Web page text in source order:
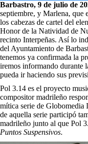
Barbastro, 9 de julio de
septiembre, y Marlena, que
los cabezas de cartel del
Honor de la Natividad de
recinto Interpeñas. Así lo
del Ayuntamiento de
tenemos ya confirmada la
iremos informando durante
pueda ir haciendo sus
Pol 3.14 es el proyecto
compositor madrileño
mítica serie de Globomedia
de aquella serie participó
madrileño junto al que Pol
Puntos Suspensivos.